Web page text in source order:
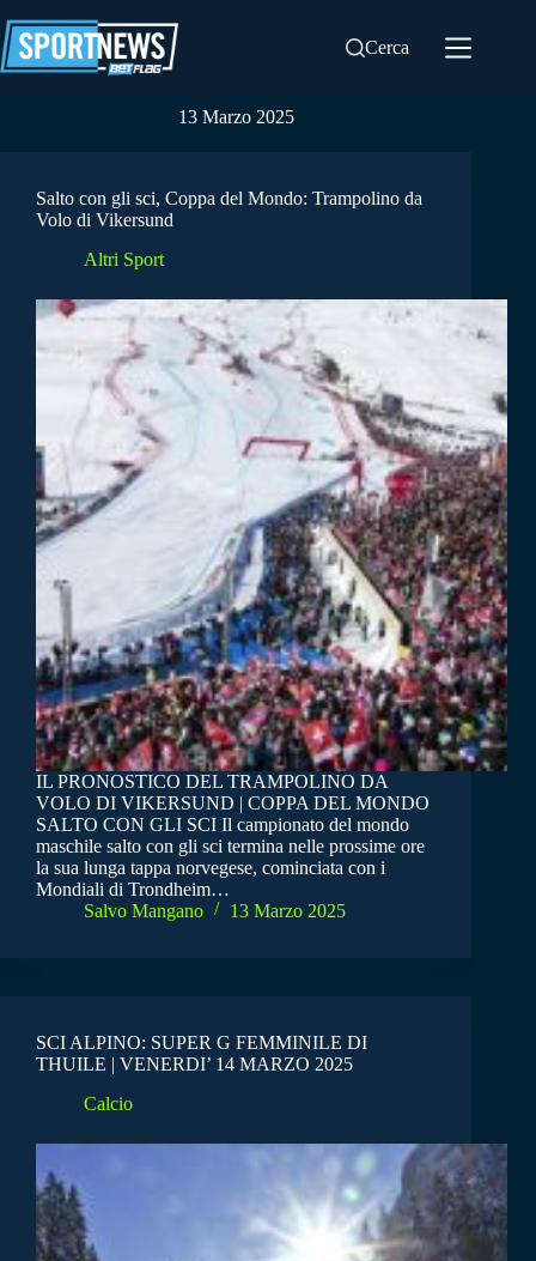
al
contenuto
Cerca
13 Marzo 2025
Salto con gli sci, Coppa del Mondo: Trampolino da
Volo di Vikersund
Altri Sport
IL PRONOSTICO DEL TRAMPOLINO DA
VOLO DI VIKERSUND | COPPA DEL MONDO
SALTO CON GLI SCI Il campionato del mondo
maschile salto con gli sci termina nelle prossime ore
la sua lunga tappa norvegese, cominciata con i
Mondiali di Trondheim…
Salvo Mangano
13 Marzo 2025
SCI ALPINO: SUPER G FEMMINILE DI
THUILE | VENERDI’ 14 MARZO 2025
Calcio